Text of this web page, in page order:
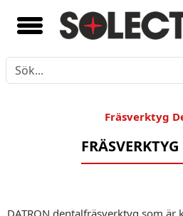
Fräsverktyg
DATRON dentalfräsverktyg som